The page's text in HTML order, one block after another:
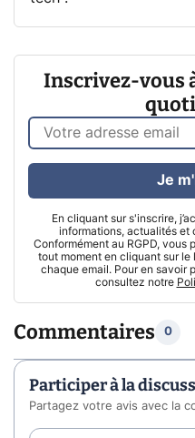
Inscrivez-vous
En cliquant sur s'inscrire,
informations, actualités et
Conformément au RGPD, vous
tout moment en cliquant sur
chaque email. Pour en savoir
consultez notre
Je
Commentaires 0
Participer à la
Partagez votre avis avec la